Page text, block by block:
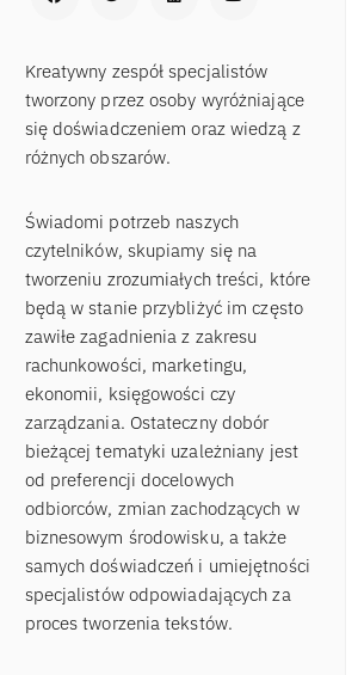
Kreatywny zespół specjalistów
tworzony przez osoby wyróżniające
się doświadczeniem oraz wiedzą z
różnych obszarów.
Świadomi potrzeb naszych
czytelników, skupiamy się na
tworzeniu zrozumiałych treści, które
będą w stanie przybliżyć im często
zawiłe zagadnienia z zakresu
rachunkowości, marketingu,
ekonomii, księgowości czy
zarządzania. Ostateczny dobór
bieżącej tematyki uzależniany jest
od preferencji docelowych
odbiorców, zmian zachodzących w
biznesowym środowisku, a także
samych doświadczeń i umiejętności
specjalistów odpowiadających za
proces tworzenia tekstów.